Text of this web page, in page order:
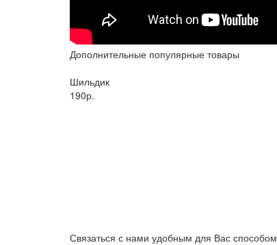
Дополнительные популярные товары
Шильдик
190р.
Связаться с нами удобным для Вас способом